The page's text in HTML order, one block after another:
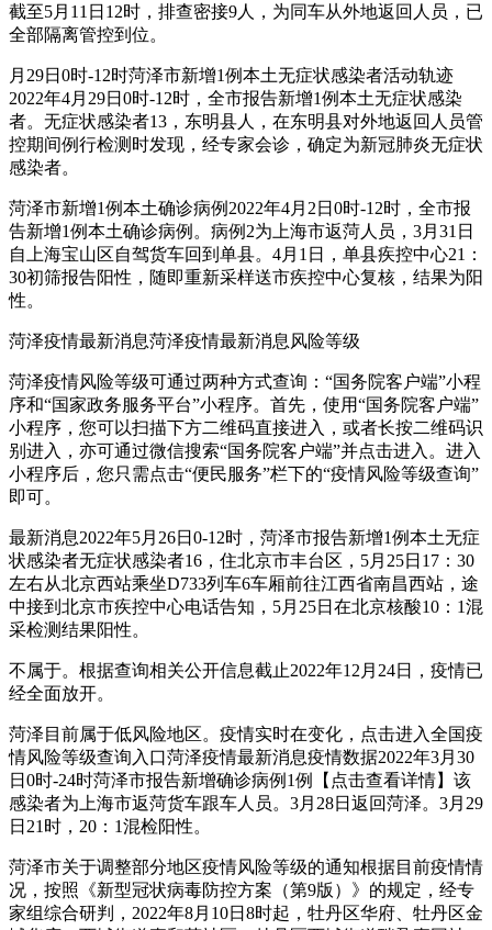
截至5月11日12时，排查密接9人，为同车从外地返回人员，已
全部隔离管控到位。
月29日0时-12时菏泽市新增1例本土无症状感染者活动轨迹
2022年4月29日0时-12时，全市报告新增1例本土无症状感染
者。无症状感染者13，东明县人，在东明县对外地返回人员管
控期间例行检测时发现，经专家会诊，确定为新冠肺炎无症状
感染者。
菏泽市新增1例本土确诊病例2022年4月2日0时-12时，全市报
告新增1例本土确诊病例。病例2为上海市返菏人员，3月31日
自上海宝山区自驾货车回到单县。4月1日，单县疾控中心21：
30初筛报告阳性，随即重新采样送市疾控中心复核，结果为阳
性。
菏泽疫情最新消息菏泽疫情最新消息风险等级
菏泽疫情风险等级可通过两种方式查询：“国务院客户端”小程
序和“国家政务服务平台”小程序。首先，使用“国务院客户端”
小程序，您可以扫描下方二维码直接进入，或者长按二维码识
别进入，亦可通过微信搜索“国务院客户端”并点击进入。进入
小程序后，您只需点击“便民服务”栏下的“疫情风险等级查询”
即可。
最新消息2022年5月26日0-12时，菏泽市报告新增1例本土无症
状感染者无症状感染者16，住北京市丰台区，5月25日17：30
左右从北京西站乘坐D733列车6车厢前往江西省南昌西站，途
中接到北京市疾控中心电话告知，5月25日在北京核酸10：1混
采检测结果阳性。
不属于。根据查询相关公开信息截止2022年12月24日，疫情已
经全面放开。
菏泽目前属于低风险地区。疫情实时在变化，点击进入全国疫
情风险等级查询入口菏泽疫情最新消息疫情数据2022年3月30
日0时-24时菏泽市报告新增确诊病例1例【点击查看详情】该
感染者为上海市返菏货车跟车人员。3月28日返回菏泽。3月29
日21时，20：1混检阳性。
菏泽市关于调整部分地区疫情风险等级的通知根据目前疫情情
况，按照《新型冠状病毒防控方案（第9版）》的规定，经专
家组综合研判，2022年8月10日8时起，牡丹区华府、牡丹区金